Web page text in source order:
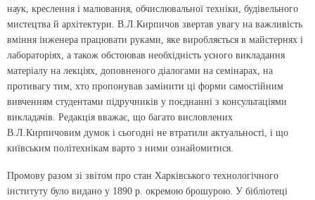
наук, креслення і малювання, обчислювальної техніки, будівельного
мистецтва й архітектури. В.Л.Кирпичов звертав увагу на важливість
вміння інженера працювати руками, яке виробляється в майстернях і
лабораторіях, а також обстоював необхідність усного викладання
матеріалу на лекціях, доповненого діалогами на семінарах, на
противагу тим, хто пропонував замінити ці форми самостійним
вивченням студентами підручників у поєднанні з консультаціями
викладачів. Редакція вважає, що багато висловлених
В.Л.Кирпичовим думок і сьогодні не втратили актуальності, і що
київським політехнікам варто з ними ознайомитися.
Промову разом зі звітом про стан Харківського технологічного
інституту було видано у 1890 р. окремою брошурою. У бібліотеці